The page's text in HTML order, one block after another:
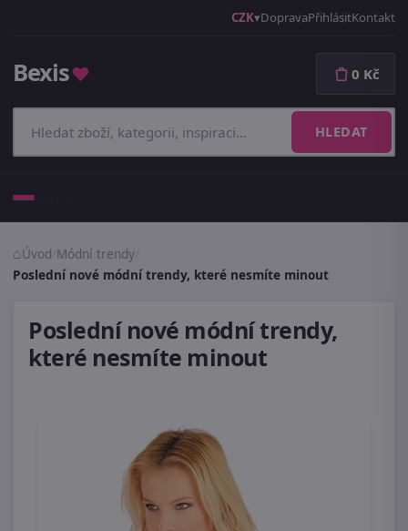
CZK DopravaPřihlásitKontakt
Bexis♥
HLEDAT
0 Kč
Úvod Módní trendy
Poslední nové módní trendy, které nesmíte minout
Poslední nové módní trendy,
které nesmíte minout